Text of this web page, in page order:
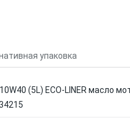
упаковка
10W40 (5L) ECO-LINER масло